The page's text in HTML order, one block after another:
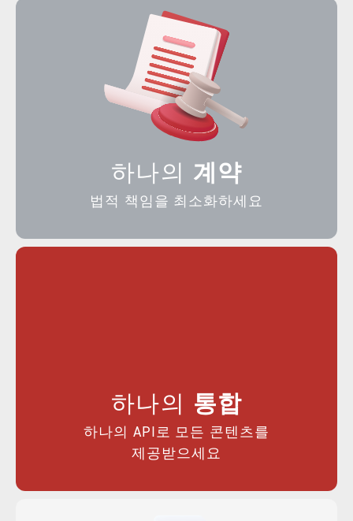
하나의 계약
법적 책임을 최소화하세요
하나의 통합
하나의 API로 모든 콘텐츠를
제공받으세요